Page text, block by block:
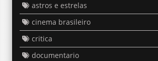
astros e estrelas
cinema brasileiro
critica
documentario